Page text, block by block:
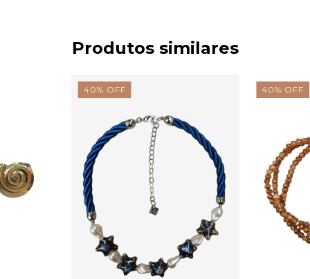
Produtos similares
40% OFF 40% OFF